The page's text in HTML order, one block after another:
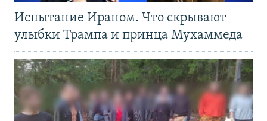
Испытание Ираном. Что скрывают
улыбки Трампа и принца Мухаммеда